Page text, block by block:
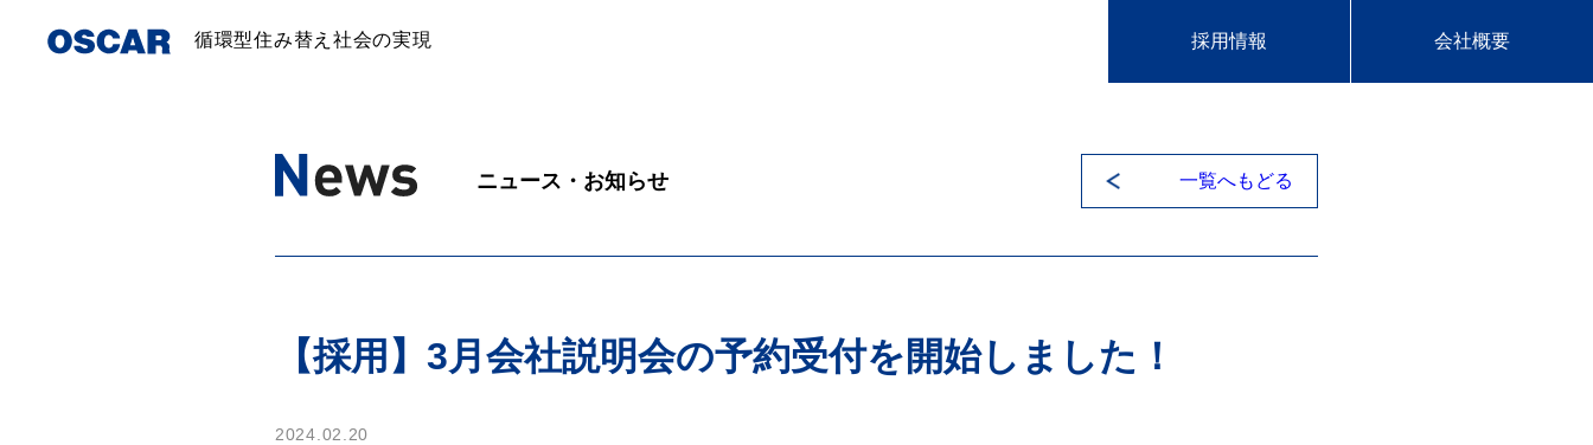
循環型住み替え社会の実現 採用情報 会社概要
ニュース・お知らせ 一覧へもどる
【採用】3月会社説明会の予約受付を開始しました！
2024.02.20